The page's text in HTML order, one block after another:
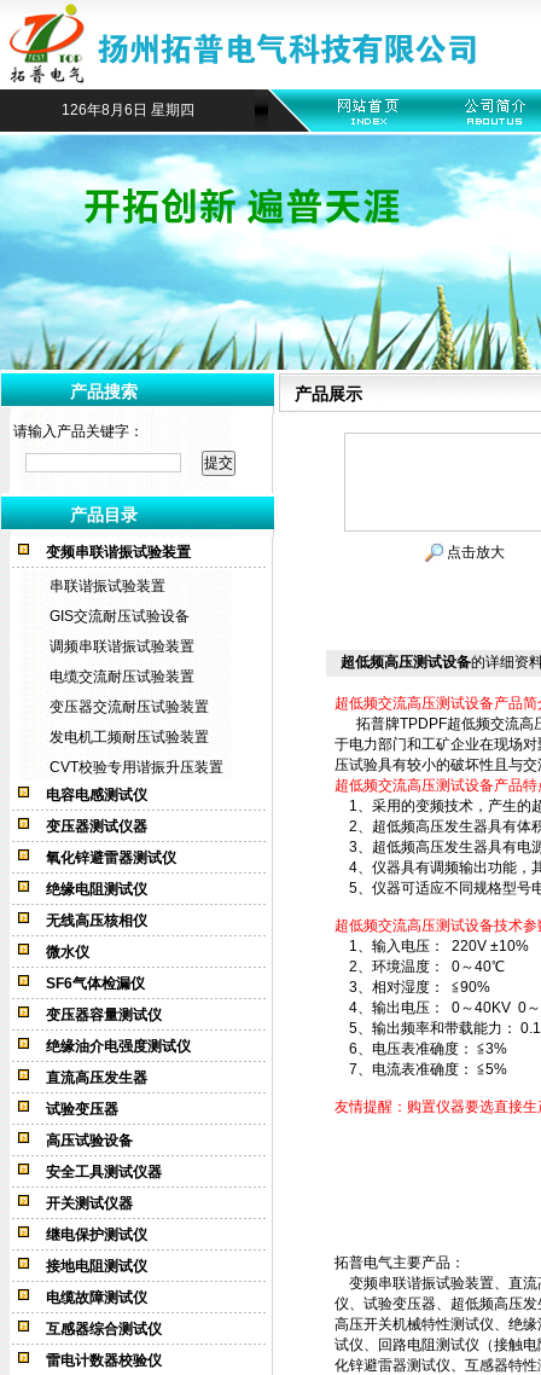
126年8月6日 星期四
产品搜索
请输入产品关键字：
产品目录
变频串联谐振试验装置
串联谐振试验装置
GIS交流耐压试验设备
调频串联谐振试验装置
电缆交流耐压试验装置
变压器交流耐压试验装置
发电机工频耐压试验装置
CVT校验专用谐振升压装置
电容电感测试仪
变压器测试仪器
氧化锌避雷器测试仪
绝缘电阻测试仪
无线高压核相仪
微水仪
SF6气体检漏仪
变压器容量测试仪
绝缘油介电强度测试仪
直流高压发生器
试验变压器
高压试验设备
安全工具测试仪器
开关测试仪器
继电保护测试仪
接地电阻测试仪
电缆故障测试仪
互感器综合测试仪
雷电计数器校验仪
产品展示
点击放大
超低频高压测试设备的详细资
超低频交流高压测试设备产品简
拓普牌TPDPF超低频交流高
于电力部门和工矿企业在现场
压试验具有较小的破坏性且与
超低频交流高压测试设备产品特
1、采用的变频技术，产生的
2、超低频高压发生器具有体
3、超低频高压发生器具有电
4、仪器具有调频输出功能，
5、仪器可适应不同规格型号
超低频交流高压测试设备技术
1、输入电压： 220V ±10%
2、环境温度： 0～40℃
3、相对湿度： ≦90%
4、输出电压： 0～40KV 0
5、输出频率和带载能力：
6、电压表准确度： ≦3%
7、电流表准确度： ≦5%
友情提醒：购置仪器要选直接
拓普电气主要产品：
变频串联谐振试验装置、直流
仪、试验变压器、超低频高压
高压开关机械特性测试仪、绝
试仪、回路电阻测试仪（接触
化锌避雷器测试仪、互感器特